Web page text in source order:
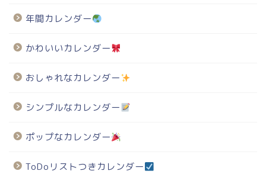
年間カレンダー
かわいいカレンダー
おしゃれなカレンダー
シンプルなカレンダー
ポップなカレンダー
ToDoリストつきカレンダー